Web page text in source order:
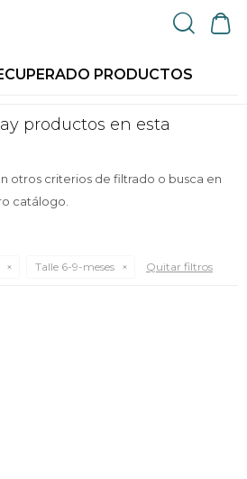
PRODUCTOS
productos en esta
otros criterios de filtrado o busca en
catálogo.
Talle 6-9-meses Quitar filtros